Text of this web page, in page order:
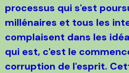
processus qui s'est
millénaires et tous les
complaisent dans les
qui est, c'est le
corruption de l'esprit.